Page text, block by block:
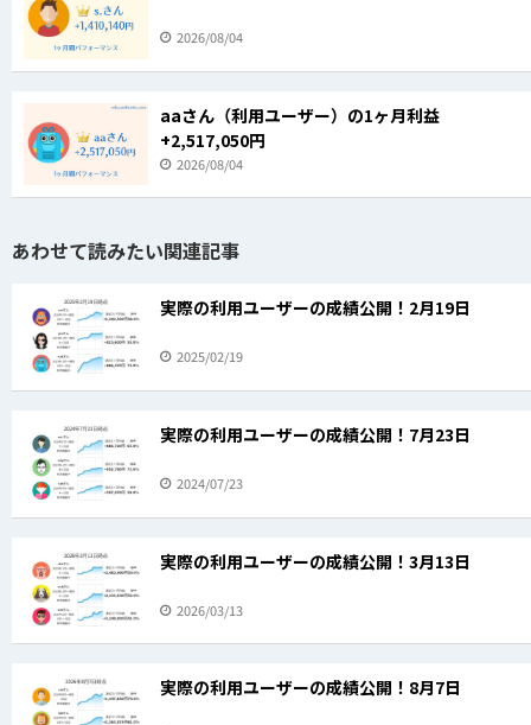
2026/08/04
aaさん（利用ユーザー）の1ヶ月利益
+2,517,050円
2026/08/04
あわせて読みたい関連記事
実際の利用ユーザーの成績公開！2月19日
2025/02/19
実際の利用ユーザーの成績公開！7月23日
2024/07/23
実際の利用ユーザーの成績公開！3月13日
2026/03/13
実際の利用ユーザーの成績公開！8月7日